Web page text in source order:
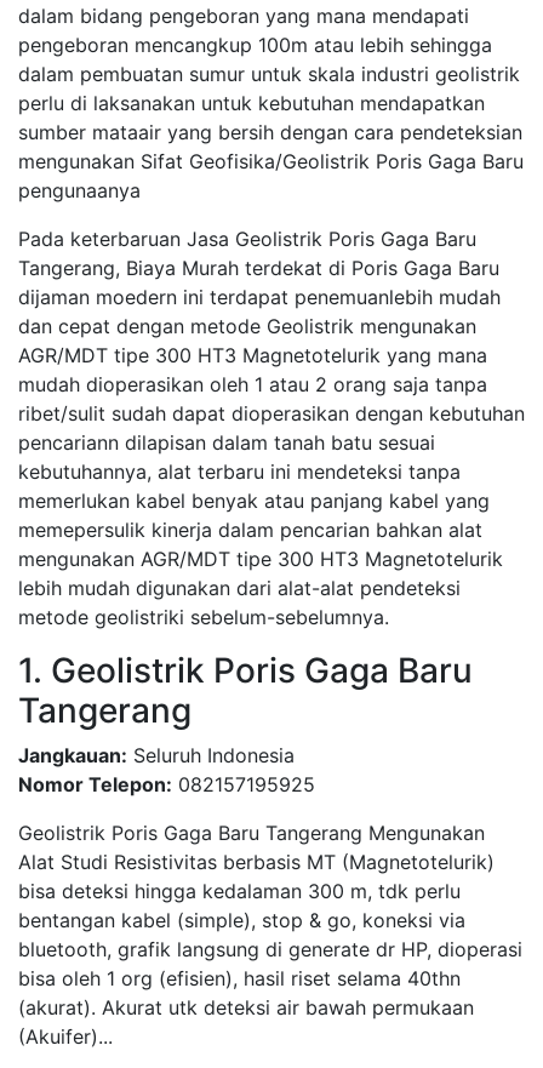
dalam bidang pengeboran yang mana mendapati
pengeboran mencangkup 100m atau lebih sehingga
dalam pembuatan sumur untuk skala industri geolistrik
perlu di laksanakan untuk kebutuhan mendapatkan
sumber mataair yang bersih dengan cara pendeteksian
mengunakan Sifat Geofisika/Geolistrik Poris Gaga Baru
pengunaanya
Pada keterbaruan Jasa Geolistrik Poris Gaga Baru
Tangerang, Biaya Murah terdekat di Poris Gaga Baru
dijaman moedern ini terdapat penemuanlebih mudah
dan cepat dengan metode Geolistrik mengunakan
AGR/MDT tipe 300 HT3 Magnetotelurik yang mana
mudah dioperasikan oleh 1 atau 2 orang saja tanpa
ribet/sulit sudah dapat dioperasikan dengan kebutuhan
pencariann dilapisan dalam tanah batu sesuai
kebutuhannya, alat terbaru ini mendeteksi tanpa
memerlukan kabel benyak atau panjang kabel yang
memepersulik kinerja dalam pencarian bahkan alat
mengunakan AGR/MDT tipe 300 HT3 Magnetotelurik
lebih mudah digunakan dari alat-alat pendeteksi
metode geolistriki sebelum-sebelumnya.
1. Geolistrik Poris Gaga Baru
Tangerang
Jangkauan: Seluruh Indonesia
Nomor Telepon: 082157195925
Geolistrik Poris Gaga Baru Tangerang Mengunakan
Alat Studi Resistivitas berbasis MT (Magnetotelurik)
bisa deteksi hingga kedalaman 300 m, tdk perlu
bentangan kabel (simple), stop & go, koneksi via
bluetooth, grafik langsung di generate dr HP, dioperasi
bisa oleh 1 org (efisien), hasil riset selama 40thn
(akurat). Akurat utk deteksi air bawah permukaan
(Akuifer)...